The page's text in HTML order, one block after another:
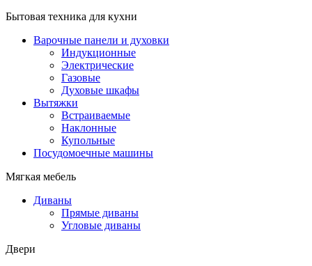
Бытовая техника для кухни
Варочные панели и духовки
Индукционные
Электрические
Газовые
Духовые шкафы
Вытяжки
Встраиваемые
Наклонные
Купольные
Посудомоечные машины
Мягкая мебель
Диваны
Прямые диваны
Угловые диваны
Двери